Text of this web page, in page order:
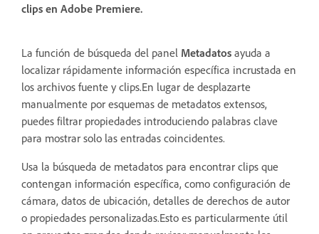
clips en Adobe Premiere.
La función de búsqueda del panel Metadatos ayuda a
localizar rápidamente información específica incrustada en
los archivos fuente y clips.En lugar de desplazarte
manualmente por esquemas de metadatos extensos,
puedes filtrar propiedades introduciendo palabras clave
para mostrar solo las entradas coincidentes.
Usa la búsqueda de metadatos para encontrar clips que
contengan información específica, como configuración de
cámara, datos de ubicación, detalles de derechos de autor
o propiedades personalizadas.Esto es particularmente útil